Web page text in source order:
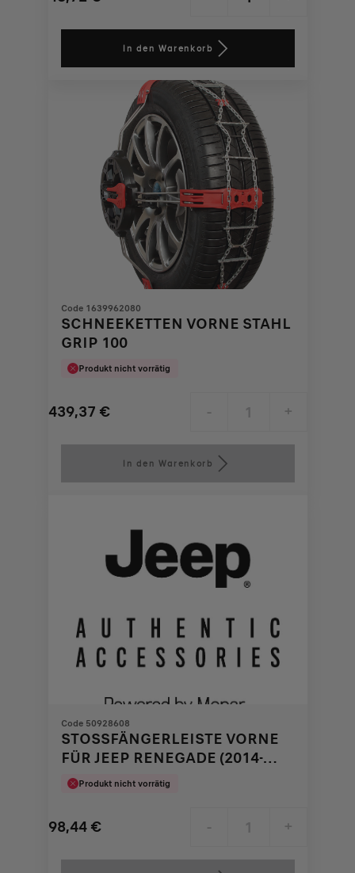
Price
48,72
Quantity
to:
In den Warenkorb
Code 1639962080
SCHNEEKETTEN VORNE STAHL
GRIP 100
Produkt nicht vorrätig
439,37 €
Price
439,37
- +
Quantity
to:
In den Warenkorb
Code 50928608
STOSSFÄNGERLEISTE VORNE F
ÜR JEEP RENEGADE (2014-2
018)
Produkt nicht vorrätig
98,44 €
Price
- +
Quantity